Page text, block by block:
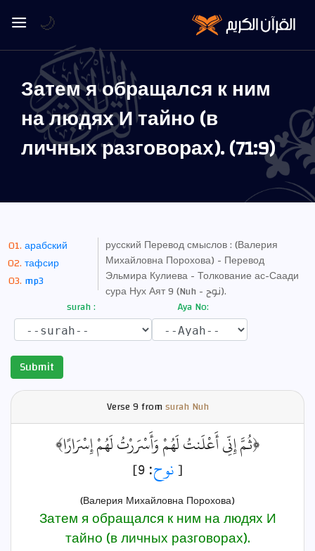
Затем я обращался к ним
на людях И тайно (в
личных разговорах). (71:9)
арабский
тафсир
mp3
русский Перевод смыслов : (Валерия
Михайловна Порохова) - Перевод
Эльмира Кулиева - Толкование ас-Саади
сура Нух Аят 9 (Nuh - نوح).
surah :
Aya No:
Submit
Verse9 fromsurah Nuh
﴿ثُمَّ إِنِّي أَعْلَنتُ لَهُمْ وَأَسْرَرْتُ لَهُمْ إِسْرَارًا﴾
[نوح: 9]
(Валерия Михайловна Порохова)
Затем я обращался к ним на людях И
тайно (в личных разговорах).
🌙